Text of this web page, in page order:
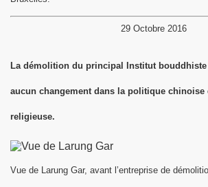
29 Octobre 2016
La démolition du principal Institut
aucun changement dans la politique chinoise
religieuse.
Vue de Larung Gar, avant l’entreprise de